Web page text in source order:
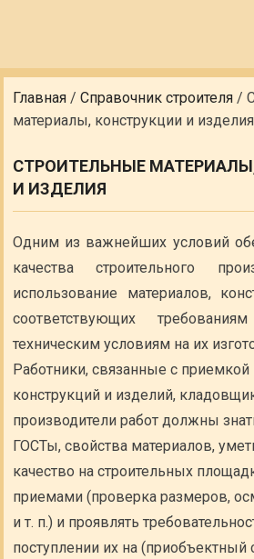
Главная /Справочник строителя /
материалы, конструкции и изделия
СТРОИТЕЛЬНЫЕ
И ИЗДЕЛИЯ
Одним из важнейших условий
качества строительного
использование материалов,
соответствующих
техническим условиям на их
Работники, связанные с приемкой
конструкций и изделий,
производители работ должны
ГОСТы, свойства материалов,
качество на строительных
приемами (проверка размеров,
и т. п.) и проявлять
поступлении их на (приобъектный